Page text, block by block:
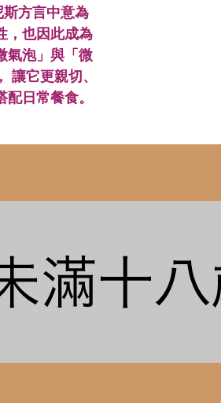
方言中意為
，也因此成為
氣泡」與「微
讓它更親切、
日常餐食。